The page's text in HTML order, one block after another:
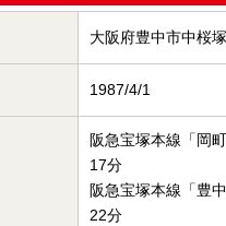
大阪府豊中市中桜塚
1987/4/1
阪急宝塚本線「岡
17分
阪急宝塚本線「豊
22分